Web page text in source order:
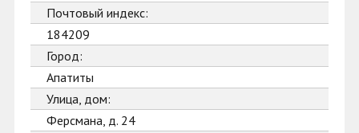
Почтовый индекс:
184209
Город:
Апатиты
Улица, дом:
Ферсмана, д. 24